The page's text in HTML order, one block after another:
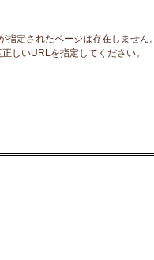
指定されたページは存在しません。
しいURLを指定してください。